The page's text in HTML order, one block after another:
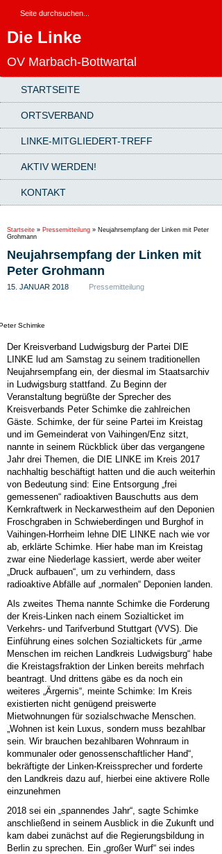
Die Linke
OV Marbach-Bottwartal
STARTSEITE
ORTSVERBAND
LINKE-MITGLIEDERT-TREFF
AKTIV WERDEN!
KONTAKT
Startseite » Pressemitteilung » Neujahrsempfang der Linken mit Peter
Grohmann
Neujahrsempfang der Linken mit
Peter Grohmann
15. JANUAR 2018 Pressemitteilung
Schimke
Der Kreisverband Ludwigsburg der Partei DIE
LINKE lud am Samstag zu seinem traditionellen
Neujahrsempfang ein, der diesmal im Staatsarchiv
in Ludwigsburg stattfand. Zu Beginn der
Veranstaltung begrüßte der Sprecher des
Kreisverbands Peter Schimke die zahlreichen
Gäste. Schimke, der für seine Partei im Kreistag
und im Gemeinderat von Vaihingen/Enz sitzt,
nannte in seinem Rückblick über das vergangene
Jahr drei Themen, die DIE LINKE im Kreis 2017
nachhaltig beschäftigt hatten und die auch weiterhin
von Bedeutung sind: Eine Entsorgung „frei
gemessenen“ radioaktiven Bauschutts aus dem
Kernkraftwerk in Neckarwestheim auf den Deponien
Froschgraben in Schwieberdingen und Burghof in
Vaihingen-Horrheim lehne DIE LINKE nach wie vor
ab, erklärte Schimke. Hier habe man im Kreistag
zwar eine Niederlage kassiert, werde aber weiter
„Druck aufbauen“, um zu verhindern, dass
radioaktive Abfälle auf „normalen“ Deponien landen.
Als zweites Thema nannte Schimke die Forderung
der Kreis-Linken nach einem Sozialticket im
Verkehrs- und Tarifverbund Stuttgart (VVS). Die
Einführung eines solchen Sozialtickets für „arme
Menschen im reichen Landkreis Ludwigsburg“ habe
die Kreistagsfraktion der Linken bereits mehrfach
beantragt. Und drittens gäbe es da noch ein
weiteres „Ärgernis“, meinte Schimke: Im Kreis
existierten nicht genügend preiswerte
Mietwohnungen für sozialschwache Menschen.
„Wohnen ist kein Luxus, sondern muss bezahlbar
sein. Wir brauchen bezahlbaren Wohnraum in
kommunaler oder genossenschaftlicher Hand“,
bekräftigte der Linken-Kreissprecher und forderte
den Landkreis dazu auf, hierbei eine aktivere Rolle
einzunehmen
2018 sei ein „spannendes Jahr“, sagte Schimke
anschließend in seinem Ausblick in die Zukunft und
kam dabei zunächst auf die Regierungsbildung in
Berlin zu sprechen. Ein „großer Wurf“ sei indes